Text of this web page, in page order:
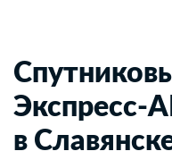
Экспресс-
в